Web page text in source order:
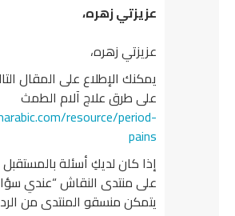
عزيزتي زهره،
عزيزتي زهره،
يمكنك الإطلاع على المقال التالي
على طرق علاج آلام الطمث
lmarabic.com/resource/period-
إذا كان لديكِ أسئلة بالمستقبل يرجى
على منتدى النقاش “عندي سؤال”
يتمكن منسقو المنتدى من الرد على